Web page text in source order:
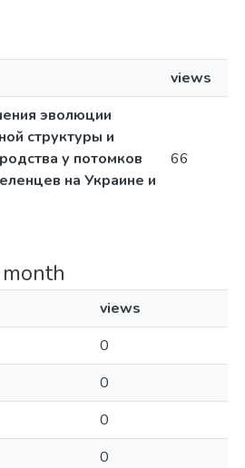
views
эволюции
структуры и
у потомков
на Украине и
66
views
0
0
0
0